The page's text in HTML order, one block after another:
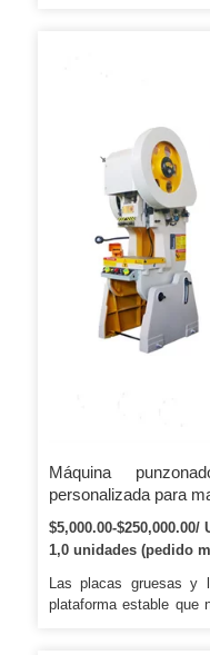
Máquina
personalizada para
$5,000.00-$250,000.00/
1,0 unidades (pedido
Las placas gruesas y
plataforma estable que